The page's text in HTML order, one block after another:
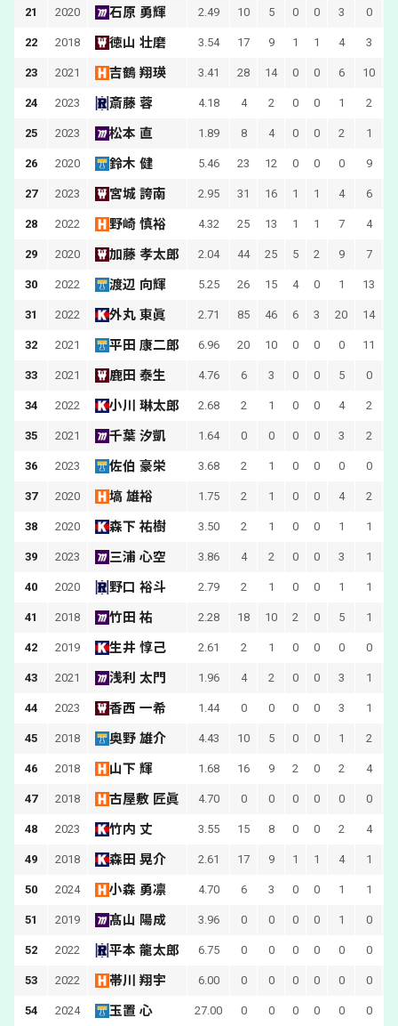
21 2020 石原 勇輝 2.49 10 5 0 0 3 0
22 2018 徳山 壮磨 3.54 17 9 1 1 4 3
23 2021 吉鶴 翔瑛 3.41 28 14 0 0 6 10
24 2023 斎藤 蓉 4.18 4 2 0 0 1 2
25 2023 松本 直 1.89 8 4 0 0 2 1
26 2020 鈴木 健 5.46 23 12 0 0 0 9
27 2023 宮城 誇南 2.95 31 16 1 1 4 6
28 2022 野崎 慎裕 4.32 25 13 1 1 7 4
29 2020 加藤 孝太郎 2.04 44 25 5 2 9 7
30 2022 渡辺 向輝 5.25 26 15 4 0 1 13
31 2022 外丸 東眞 2.71 85 46 6 3 20 14
32 2021 平田 康二郎 6.96 20 10 0 0 0 11
33 2021 鹿田 泰生 4.76 6 3 0 0 5 0
34 2022 小川 琳太郎 2.68 2 1 0 0 4 2
35 2021 千葉 汐凱 1.64 0 0 0 0 3 2
36 2023 佐伯 豪栄 3.68 2 1 0 0 0 0
37 2020 塙 雄裕 1.75 2 1 0 0 4 2
38 2020 森下 祐樹 3.50 2 1 0 0 1 1
39 2023 三浦 心空 3.86 4 2 0 0 3 1
40 2020 野口 裕斗 2.79 2 1 0 0 1 1
41 2018 竹田 祐 2.28 18 10 2 0 5 1
42 2019 生井 惇己 2.61 2 1 0 0 0 0
43 2021 浅利 太門 1.96 4 2 0 0 3 1
44 2023 香西 一希 1.44 0 0 0 0 3 1
45 2018 奥野 雄介 4.43 10 5 0 0 1 2
46 2018 山下 輝 1.68 16 9 2 0 2 4
47 2018 古屋敷 匠眞 4.70 0 0 0 0 0 0
48 2023 竹内 丈 3.55 15 8 0 0 2 4
49 2018 森田 晃介 2.61 17 9 1 1 4 1
50 2024 小森 勇凛 4.70 6 3 0 0 1 1
51 2019 髙山 陽成 3.96 0 0 0 0 1 0
52 2022 平本 龍太郎 6.75 0 0 0 0 0 0
53 2022 帯川 翔宇 6.00 0 0 0 0 0 0
54 2024 玉置 心 27.00 0 0 0 0 0 0